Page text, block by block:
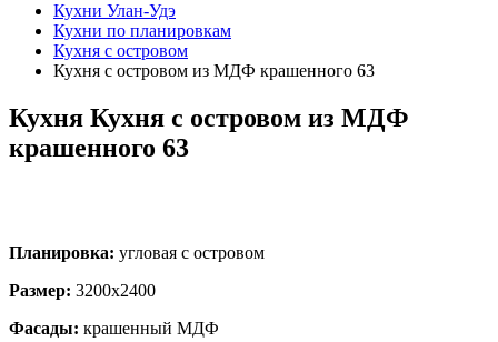
Кухни Улан-Удэ
Кухни по планировкам
Кухня с островом
Кухня с островом из МДФ крашенного 63
Кухня Кухня с островом из МДФ
крашенного 63
Планировка: угловая с островом
Размер: 3200х2400
Фасады: крашенный МДФ